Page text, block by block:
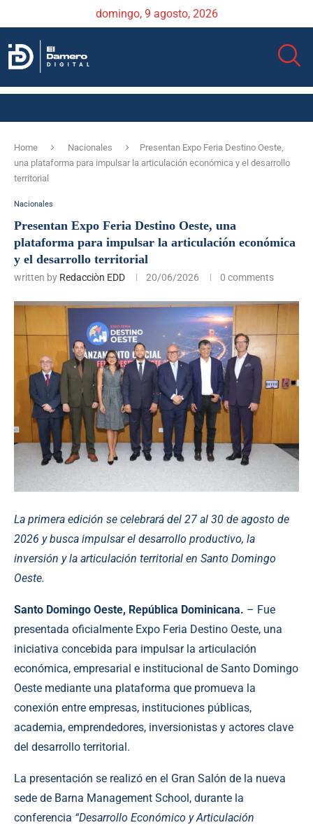
domingo, 9 agosto, 2026
Home Nacionales
Presentan Expo Feria Destino Oeste,
una plataforma para impulsar la articulación económica y el desarrollo
territorial
Nacionales
Presentan Expo Feria Destino Oeste, una
plataforma para impulsar la articulación económica
y el desarrollo territorial
written by Redacciòn EDD 20/06/2026 0 comments
La primera edición se celebrará del 27 al 30 de agosto de
2026 y busca impulsar el desarrollo productivo, la
inversión y la articulación territorial en Santo Domingo
Oeste.
Santo Domingo Oeste, República Dominicana. – Fue
presentada oficialmente Expo Feria Destino Oeste, una
iniciativa concebida para impulsar la articulación
económica, empresarial e institucional de Santo Domingo
Oeste mediante una plataforma que promueva la
conexión entre empresas, instituciones públicas,
academia, emprendedores, inversionistas y actores clave
del desarrollo territorial.
La presentación se realizó en el Gran Salón de la nueva
sede de Barna Management School, durante la
conferencia “Desarrollo Económico y Articulación